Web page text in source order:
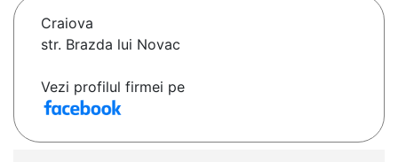
Craiova
str. Brazda lui Novac
Vezi profilul firmei pe